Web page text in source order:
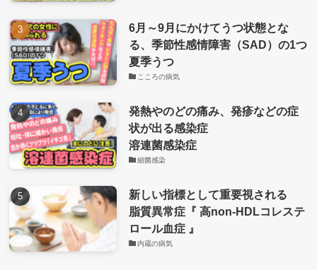
6月～9月にかけてうつ状態とな
る、季節性感情障害（SAD）の1つ
夏季うつ
こころの病気
発熱やのどの痛み、発疹などの症
状が出る感染症
溶連菌感染症
細菌感染
新しい指標として重要視される
脂質異常症『 高non-HDLコレステ
ロール血症 』
内蔵の病気